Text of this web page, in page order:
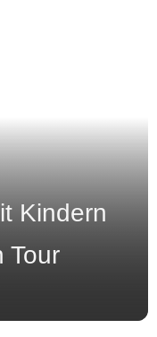
Kindern
Tour